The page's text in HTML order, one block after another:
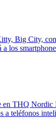
Big City,
a los
en THQ Nordic
a teléfonos